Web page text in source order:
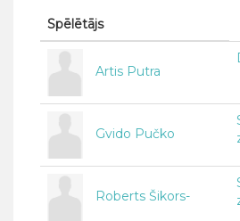
Spēlētājs
Artis Putra
Gvido Pučko
Roberts Šikors-